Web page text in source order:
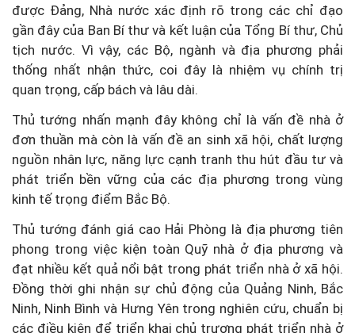
được Đảng, Nhà nước xác định rõ trong các chỉ đạo
gần đây của Ban Bí thư và kết luận của Tổng Bí thư, Chủ
tịch nước. Vì vậy, các Bộ, ngành và địa phương phải
thống nhất nhận thức, coi đây là nhiệm vụ chính trị
quan trọng, cấp bách và lâu dài.
Thủ tướng nhấn mạnh đây không chỉ là vấn đề nhà ở
đơn thuần mà còn là vấn đề an sinh xã hội, chất lượng
nguồn nhân lực, năng lực cạnh tranh thu hút đầu tư và
phát triển bền vững của các địa phương trong vùng
kinh tế trọng điểm Bắc Bộ.
Thủ tướng đánh giá cao Hải Phòng là địa phương tiên
phong trong việc kiện toàn Quỹ nhà ở địa phương và
đạt nhiều kết quả nổi bật trong phát triển nhà ở xã hội.
Đồng thời ghi nhận sự chủ động của Quảng Ninh, Bắc
Ninh, Ninh Bình và Hưng Yên trong nghiên cứu, chuẩn bị
các điều kiện để triển khai chủ trương phát triển nhà ở